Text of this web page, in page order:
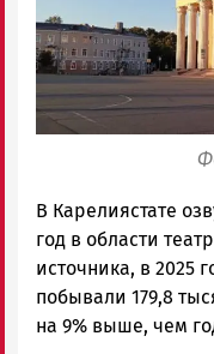
Петрозаводск
ГОВОРИТ
В Карелиястате
год в области
источника, в 2025
побывали 179,8
на 9% выше, чем